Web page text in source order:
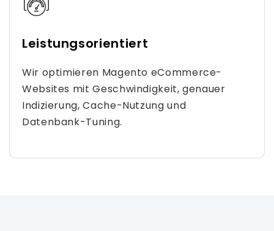
Leistungsorientiert
Wir optimieren Magento eCommerce-
Websites mit Geschwindigkeit, genauer
Indizierung, Cache-Nutzung und
Datenbank-Tuning.